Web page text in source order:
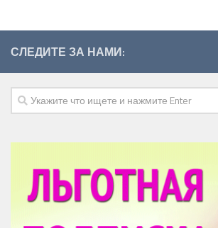
СЛЕДИТЕ ЗА НАМИ: